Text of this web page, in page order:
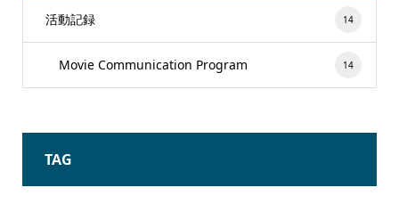
活動記録 14
Movie Communication Program 14
TAG